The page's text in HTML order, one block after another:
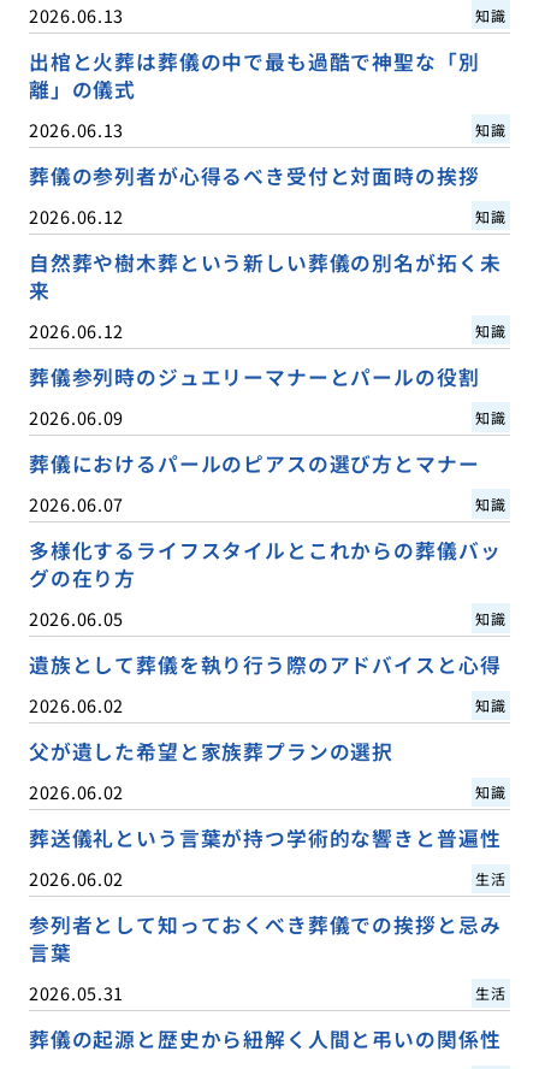
2026.06.13 知識
出棺と火葬は葬儀の中で最も過酷で神聖な「別
離」の儀式
2026.06.13 知識
葬儀の参列者が心得るべき受付と対面時の挨拶
2026.06.12 知識
自然葬や樹木葬という新しい葬儀の別名が拓く未
来
2026.06.12 知識
葬儀参列時のジュエリーマナーとパールの役割
2026.06.09 知識
葬儀におけるパールのピアスの選び方とマナー
2026.06.07 知識
多様化するライフスタイルとこれからの葬儀バッ
グの在り方
2026.06.05 知識
遺族として葬儀を執り行う際のアドバイスと心得
2026.06.02 知識
父が遺した希望と家族葬プランの選択
2026.06.02 知識
葬送儀礼という言葉が持つ学術的な響きと普遍性
2026.06.02 生活
参列者として知っておくべき葬儀での挨拶と忌み
言葉
2026.05.31 生活
葬儀の起源と歴史から紐解く人間と弔いの関係性